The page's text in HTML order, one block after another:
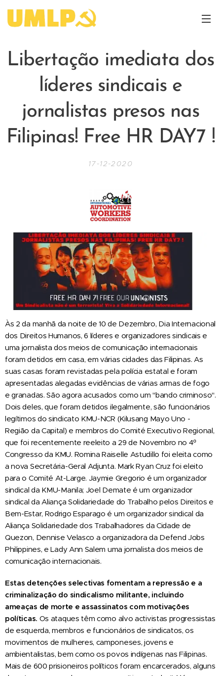
Libertação imediata dos
líderes sindicais e
jornalistas presos nas
Filipinas! Free HR DAY7 !
17-12-2020
Às 2 da manhã da noite de 10 de Dezembro, Dia Internacional
dos Direitos Humanos, 6 líderes e organizadores sindicais e
uma jornalista dos meios de comunicação internacionais
foram detidos em casa, em várias cidades das Filipinas. As
suas casas foram revistadas pela polícia estatal e foram
apresentadas alegadas evidências de várias armas de fogo
e granadas. São agora acusados como um "bando criminoso".
Dois deles, que foram detidos ilegalmente, são funcionários
legítimos do sindicato KMU-NCR (Kilusang Mayo Uno -
Região da Capital) e membros do Comité Executivo Regional,
que foi recentemente reeleito a 29 de Novembro no 4º
Congresso da KMU. Romina Raiselle Astudillo foi eleita como
a nova Secretária-Geral Adjunta. Mark Ryan Cruz foi eleito
para o Comité At-Large. Jaymie Gregorio é um organizador
sindical da KMU-Manila; Joel Demate é um organizador
sindical da Aliança Solidariedade do Trabalho pelos Direitos e
Bem-Estar, Rodrigo Esparago é um organizador sindical da
Aliança Solidariedade dos Trabalhadores da Cidade de
Quezon, Dennise Velasco a organizadora da Defend Jobs
Philippines, e Lady Ann Salem uma jornalista dos meios de
comunicação internacionais.
Estas detenções selectivas fomentam a repressão e a
criminalização do sindicalismo militante, incluindo
ameaças de morte e assassinatos com motivações
políticas. Os ataques têm como alvo activistas progressistas
de esquerda, membros e funcionários de sindicatos, os
movimentos de mulheres, camponeses, jovens e
ambientalistas, bem como os povos indígenas nas Filipinas.
Mais de 600 prisioneiros políticos foram encarcerados, alguns